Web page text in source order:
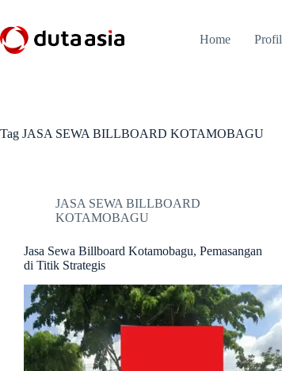
content
Home Profil
Tag JASA SEWA BILLBOARD KOTAMOBAGU
JASA SEWA BILLBOARD
KOTAMOBAGU
Jasa Sewa Billboard Kotamobagu, Pemasangan
di Titik Strategis